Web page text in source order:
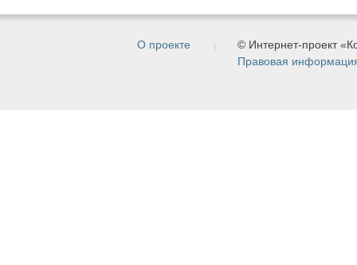
О проекте
© Интернет-проект
Правовая